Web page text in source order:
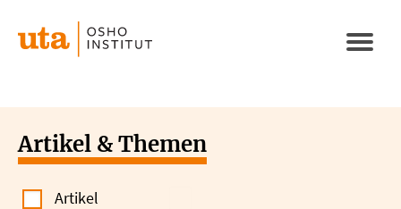
zum
Inhalt
Artikel & Themen
Artikel